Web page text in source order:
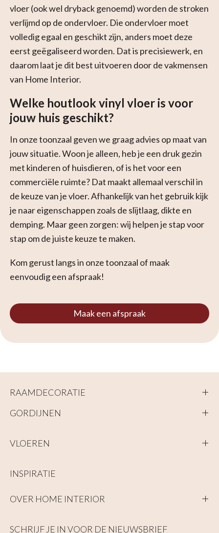
vloer (ook wel dryback genoemd) worden de stroken
verlijmd op de ondervloer. Die ondervloer moet
volledig egaal en geschikt zijn, anders moet deze
eerst geëgaliseerd worden. Dat is precisiewerk, en
daarom laat je dit best uitvoeren door de vakmensen
van Home Interior.
Welke houtlook vinyl vloer is voor
jouw huis geschikt?
In onze toonzaal geven we graag advies op maat van
jouw situatie. Woon je alleen, heb je een druk gezin
met kinderen of huisdieren, of is het voor een
commerciële ruimte? Dat maakt allemaal verschil in
de keuze van je vloer. Afhankelijk van het gebruik kijk
je naar eigenschappen zoals de slijtlaag, dikte en
demping. Maar geen zorgen: wij helpen je stap voor
stap om de juiste keuze te maken.
Kom gerust langs in onze toonzaal of maak
eenvoudig een afspraak!
Maak een afspraak
RAAMDECORATIE
GORDIJNEN
VLOEREN
INSPIRATIE
OVER HOME INTERIOR
SCHRIJF JE IN VOOR DE NIEUWSBRIEF